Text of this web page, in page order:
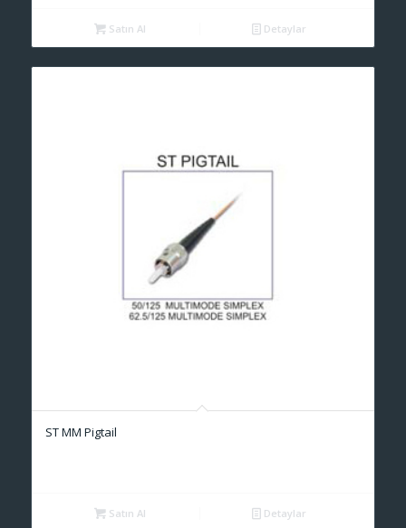
Satın Al Detaylar
ST MM Pigtail
Satın Al Detaylar